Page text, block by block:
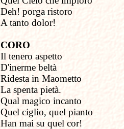
Deh! porga ristoro
A tanto dolor!
CORO
Il tenero aspetto
D'inerme beltà
Ridesta in Maometto
La spenta pietà.
Qual magico incanto
Quel ciglio, quel pianto
Han mai su quel cor!